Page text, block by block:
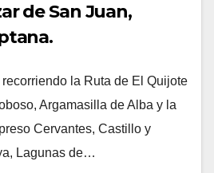
de San Juan,
la Ruta de El Quijote
Argamasilla de Alba y la
Cervantes, Castillo y
Lagunas de…